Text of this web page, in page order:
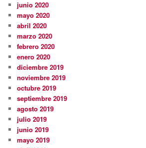
junio 2020
mayo 2020
abril 2020
marzo 2020
febrero 2020
enero 2020
diciembre 2019
noviembre 2019
octubre 2019
septiembre 2019
agosto 2019
julio 2019
junio 2019
mayo 2019